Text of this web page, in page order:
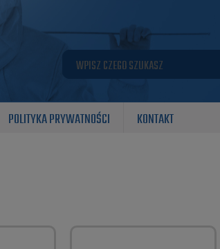
POLITYKA PRYWATNOŚCI KONTAKT